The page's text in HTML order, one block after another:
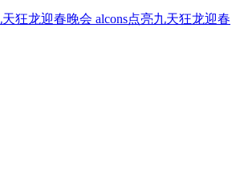
alcons点亮九天狂龙迎春